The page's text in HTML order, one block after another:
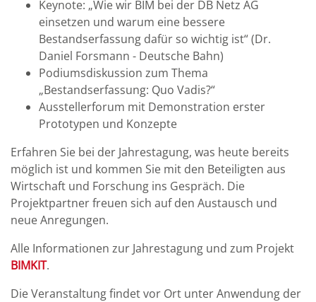
Keynote: „Wie wir BIM bei der DB Netz AG
einsetzen und warum eine bessere
Bestandserfassung dafür so wichtig ist“ (Dr.
Daniel Forsmann - Deutsche Bahn)
Podiumsdiskussion zum Thema
„Bestandserfassung: Quo Vadis?“
Ausstellerforum mit Demonstration erster
Prototypen und Konzepte
Erfahren Sie bei der Jahrestagung, was heute bereits
möglich ist und kommen Sie mit den Beteiligten aus
Wirtschaft und Forschung ins Gespräch. Die
Projektpartner freuen sich auf den Austausch und
neue Anregungen.
Alle Informationen zur Jahrestagung und zum Projekt
BIMKIT.
Die Veranstaltung findet vor Ort unter Anwendung der